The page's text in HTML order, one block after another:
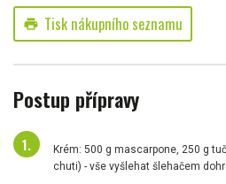
print Tisk nákupního seznamu
Postup přípravy
Krém: 500 g mascarpone, 250 g
chuti) - vše vyšlehat šlehačem